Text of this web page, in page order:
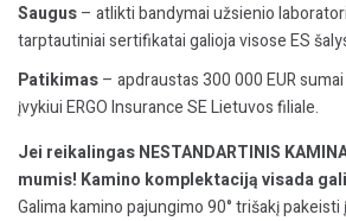
Saugus– atlikti bandymai užsienio
tarptautiniai sertifikatai galioja visose ES
Patikimas– apdraustas 300 000 EUR
įvykiui ERGO Insurance SE Lietuvos filiale.
Jei reikalingas NESTANDARTINIS
mumis! Kamino komplektaciją visada
Galima kamino pajungimo 90° trišakį pakeisti